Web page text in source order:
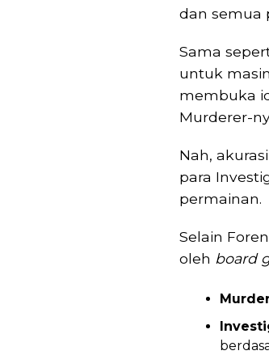
dan semua
Sama
untuk
membuka
Murderer-
Nah,
para
permainan.
Selain
oleh board